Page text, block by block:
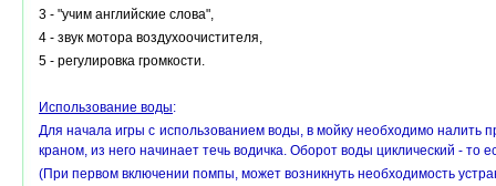
3 - "учим английские слова",
4 - звук мотора воздухоочистителя,
5 - регулировка громкости.
Использование воды:
Для начала игры с использованием воды, в мойку необходимо налить
краном, из него начинает течь водичка. Оборот воды циклический -
(При первом включении помпы, может возникнуть необходимость